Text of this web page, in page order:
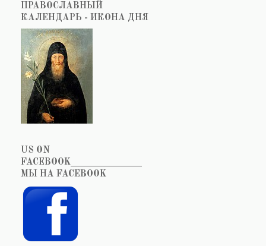
ПРАВОСЛАВНЫЙ
КАЛЕНДАРЬ - ИКОНА ДНЯ
US ON
FACEBOOK_______________
МЫ НА FACEBOOK